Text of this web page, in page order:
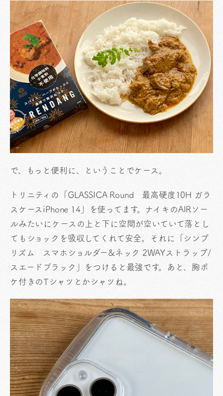
で、もっと便利に、ということでケース。
トリニティの「GLASSICA Round 最高硬度10H ガラ
スケースiPhone 14」を使ってます。ナイキのAIRソー
ルみたいにケースの上と下に空間が空いていて落とし
てもショックを吸収してくれて安全。それに「シンプ
リズム スマホショルダー&ネック 2WAYストラップ/
スエードブラック」をつけると最強です。あと、胸ポ
ケ付きのTシャツとかシャツね。